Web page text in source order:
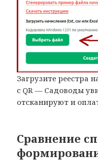
Загрузите реестра
с QR — Садоводы
отсканируют и
Сравнение